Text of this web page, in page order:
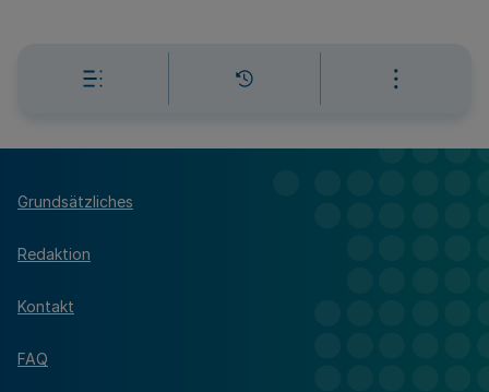
Grundsätzliches
Redaktion
Kontakt
FAQ